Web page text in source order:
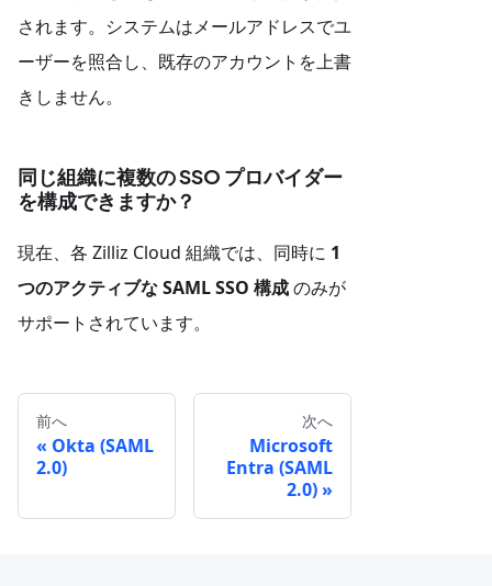
されます。システムはメールアドレスでユ
ーザーを照合し、既存のアカウントを上書
きしません。
同じ組織に複数の SSO プロバイダー
を構成できますか？
現在、各 Zilliz Cloud 組織では、同時に 1
つのアクティブな SAML SSO 構成のみが
サポートされています。
前へ
Okta (SAML
2.0)
次へ
Microsoft
Entra (SAML
2.0)